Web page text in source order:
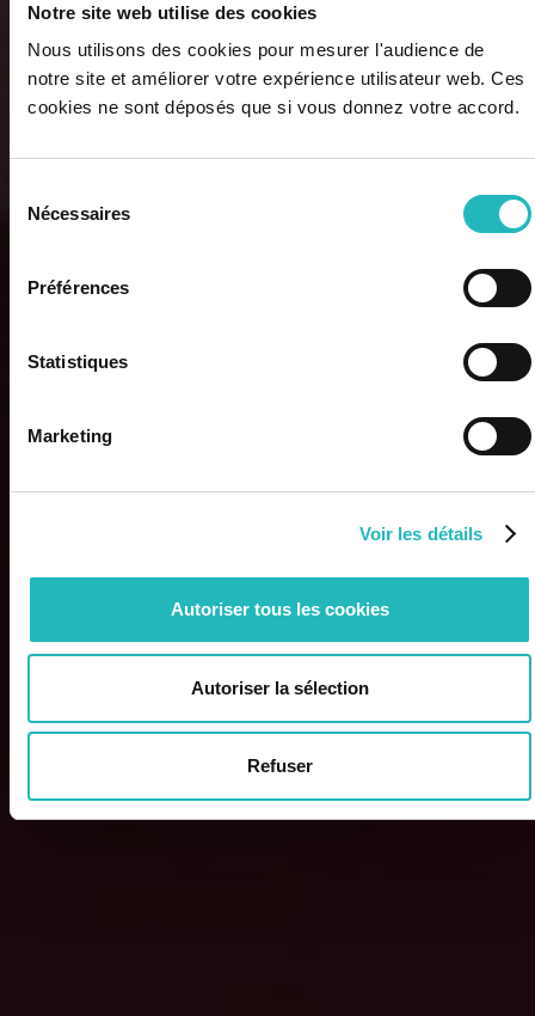
Notre site web utilise des cookies
Nous utilisons des cookies pour mesurer l'audience de
notre site et améliorer votre expérience utilisateur web. Ces
cookies ne sont déposés que si vous donnez votre accord.
Nécessaires
Préférences
Statistiques
Marketing
Voir les détails
Autoriser tous les cookies
Autoriser la sélection
Refuser